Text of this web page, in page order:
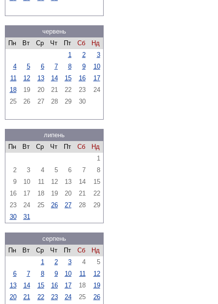
червень
Пн
Вт Ср Чт Пт Сб
Нд
1
2
3
4
5 6 7 8 9
10
11
12 13 14 15 16
17
18
19 20 21 22 23
24
25
26 27 28 29 30
липень
Пн
Вт Ср Чт Пт Сб
Нд
1
2
3 4 5 6 7
8
9
10 11 12 13 14
15
16
17 18 19 20 21
22
23
24 25 26 27 28
29
30
31
серпень
Пн
Вт Ср Чт Пт Сб
Нд
1
2 3 4
5
6
7 8 9 10 11
12
13
14 15 16 17 18
19
20
21 22 23 24 25
26